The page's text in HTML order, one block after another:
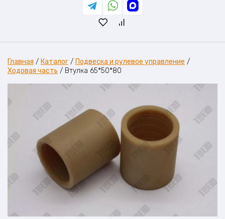
Главная / Каталог / Подвеска и рулевое управление /
Ходовая часть / Втулка 65*50*80